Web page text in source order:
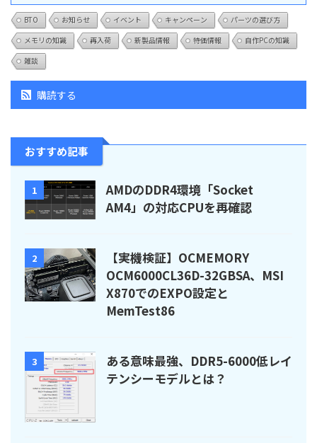
BTO お知らせ イベント キャンペーン
パーツの選び方
メモリの知識
再入荷 新製品情報 特価情報
自作PCの知識
雑談
購読する
おすすめ記事
1
AMDのDDR4環境「Socket
AM4」の対応CPUを再確認
2
【実機検証】OCMEMORY
OCM6000CL36D-32GBSA、MSI
X870でのEXPO設定と
MemTest86
3
ある意味最強、DDR5-6000低レイ
テンシーモデルとは？